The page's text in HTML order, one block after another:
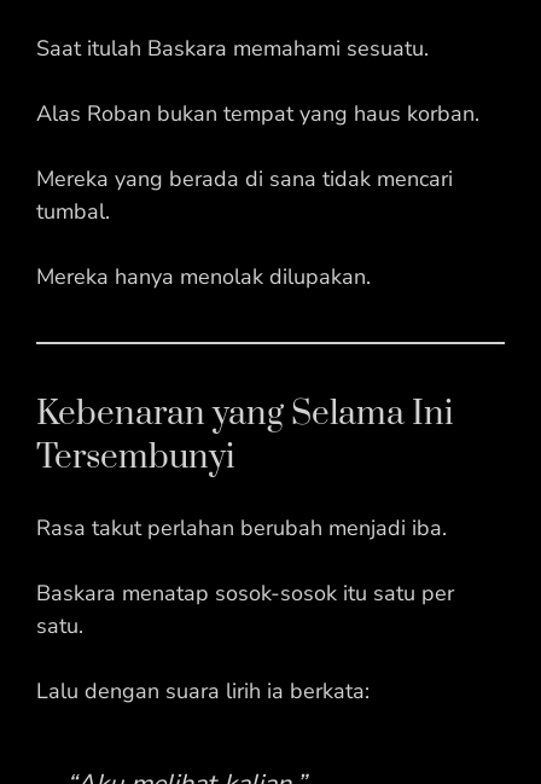
Saat itulah Baskara memahami sesuatu.
Alas Roban bukan tempat yang haus korban.
Mereka yang berada di sana tidak mencari
tumbal.
Mereka hanya menolak dilupakan.
Kebenaran yang Selama Ini
Tersembunyi
Rasa takut perlahan berubah menjadi iba.
Baskara menatap sosok-sosok itu satu per
satu.
Lalu dengan suara lirih ia berkata: